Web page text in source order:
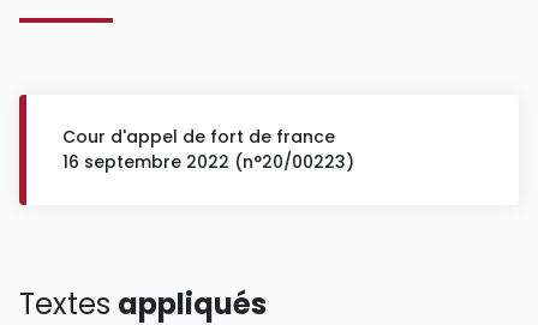
Cour d'appel de fort de france
16 septembre 2022 (n°20/00223)
Textes appliqués